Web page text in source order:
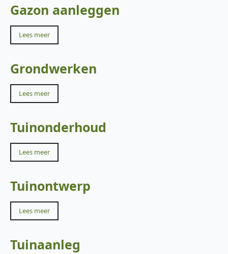
Gazon aanleggen
Lees meer
Grondwerken
Lees meer
Tuinonderhoud
Lees meer
Tuinontwerp
Lees meer
Tuinaanleg